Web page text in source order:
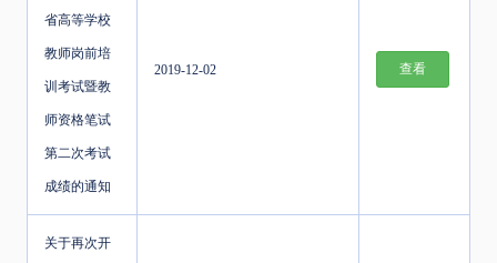
省高等学校
教师岗前培
训考试暨教
师资格笔试
第二次考试
成绩的通知
2019-12-02 查看
关于再次开